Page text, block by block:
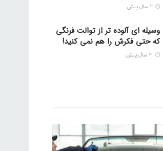
وسیله ای آلوده تر از توالت فرنگی
که حتی فکرش را هم نمی کنید!